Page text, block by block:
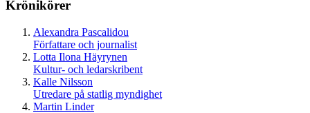
Krönikörer
Alexandra Pascalidou
Författare och journalist
Lotta Ilona Häyrynen
Kultur- och ledarskribent
Kalle Nilsson
Utredare på statlig myndighet
Martin Linder